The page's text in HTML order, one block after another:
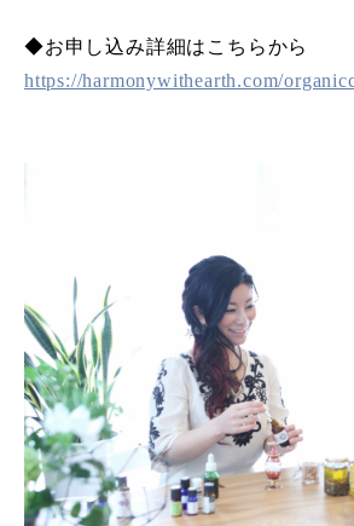
◆お申し込み詳細はこちらから
https://harmonywithearth.com/